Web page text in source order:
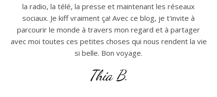
la radio, la télé, la presse et maintenant les réseaux
sociaux. Je kiff vraiment ça! Avec ce blog, je t'invite à
parcourir le monde à travers mon regard et à partager
avec moi toutes ces petites choses qui nous rendent la vie
si belle. Bon voyage.
Thia B.